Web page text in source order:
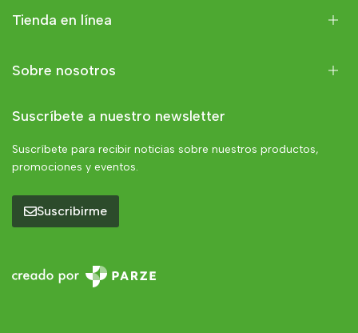
Tienda en línea
Sobre nosotros
Suscríbete a nuestro newsletter
Suscríbete para recibir noticias sobre nuestros productos,
promociones y eventos.
Suscribirme